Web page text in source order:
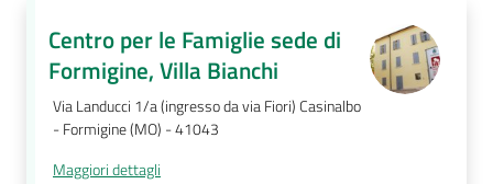
Centro per le Famiglie sede di
Formigine, Villa Bianchi
Via Landucci 1/a (ingresso da via Fiori) Casinalbo
- Formigine (MO) - 41043
Maggiori dettagli